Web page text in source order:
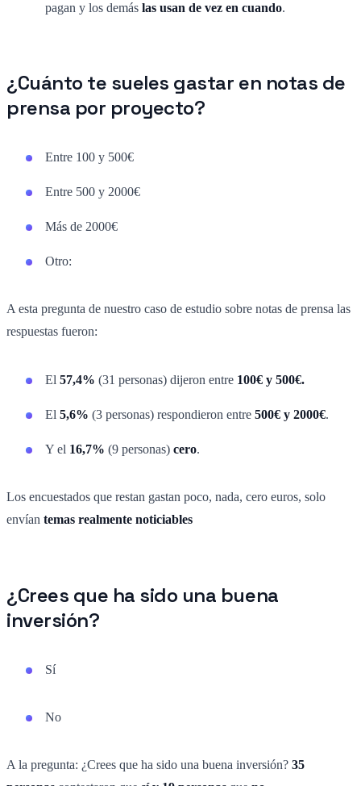
pagan y los demás las usan de vez en cuando.
¿Cuánto te sueles gastar en notas de
prensa por proyecto?
Entre 100 y 500€
Entre 500 y 2000€
Más de 2000€
Otro:
A esta pregunta de nuestro caso de estudio sobre notas de prensa las
respuestas fueron:
El 57,4% (31 personas) dijeron entre 100€ y 500€.
El 5,6% (3 personas) respondieron entre 500€ y 2000€.
Y el 16,7% (9 personas) cero.
Los encuestados que restan gastan poco, nada, cero euros, solo
envían temas realmente noticiables
¿Crees que ha sido una buena
inversión?
Sí
No
A la pregunta: ¿Crees que ha sido una buena inversión? 35